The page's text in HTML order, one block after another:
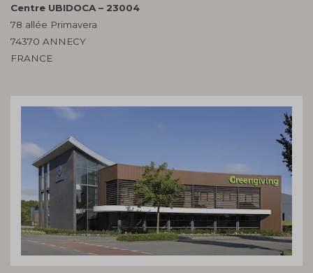
Centre UBIDOCA – 23004
78 allée Primavera
74370 ANNECY
FRANCE